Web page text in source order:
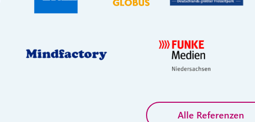
Alle Referenzen